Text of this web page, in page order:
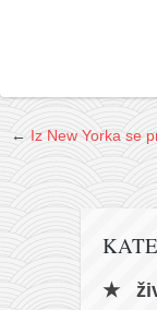
← Iz New Yorka se